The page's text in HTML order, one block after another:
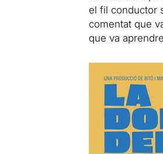
el fil conductor
comentat que
que va